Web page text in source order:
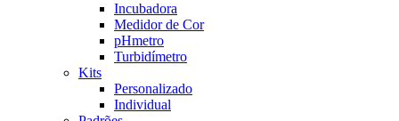
Incubadora
Medidor de Cor
pHmetro
Turbidímetro
Kits
Personalizado
Individual